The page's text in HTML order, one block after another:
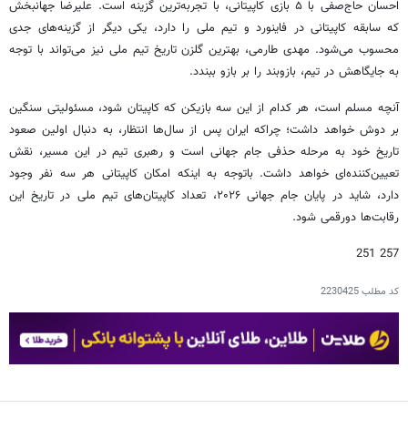
احسان حاج‌صفی با ۵ بازی کاپیتانی، با تجربه‌ترین گزینه است. علیرضا جهانبخش
که سابقه کاپیتانی در فاینورد و تیم ملی را دارد، یکی دیگر از گزینه‌های جدی
محسوب می‌شود. مهدی طارمی، بهترین گلزن تاریخ تیم ملی نیز می‌تواند با توجه
به جایگاهش در تیم، بازوبند را بر بازو ببندد.
آنچه مسلم است، هر کدام از این سه بازیکن که کاپیتان شود، مسئولیتی سنگین
بر دوش خواهد داشت؛ چراکه ایران پس از سال‌ها انتظار، به دنبال اولین صعود
تاریخ خود به مرحله حذفی جام جهانی است و رهبری تیم در این مسیر، نقش
تعیین‌کننده‌ای خواهد داشت. باتوجه به اینکه امکان کاپیتانی هر سه نفر وجود
دارد، شاید در پایان جام جهانی ۲۰۲۶، تعداد کاپیتان‌های تیم ملی در تاریخ این
رقابت‌ها دورقمی شود.
257 251
کد مطلب2230425